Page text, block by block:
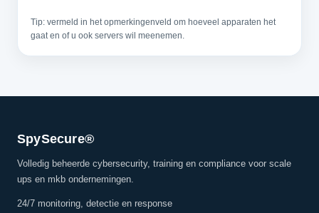
Tip: vermeld in het opmerkingenveld om hoeveel apparaten het
gaat en of u ook servers wil meenemen.
SpySecure®
Volledig beheerde cybersecurity, training en compliance voor scale
ups en mkb ondernemingen.
24/7 monitoring, detectie en response